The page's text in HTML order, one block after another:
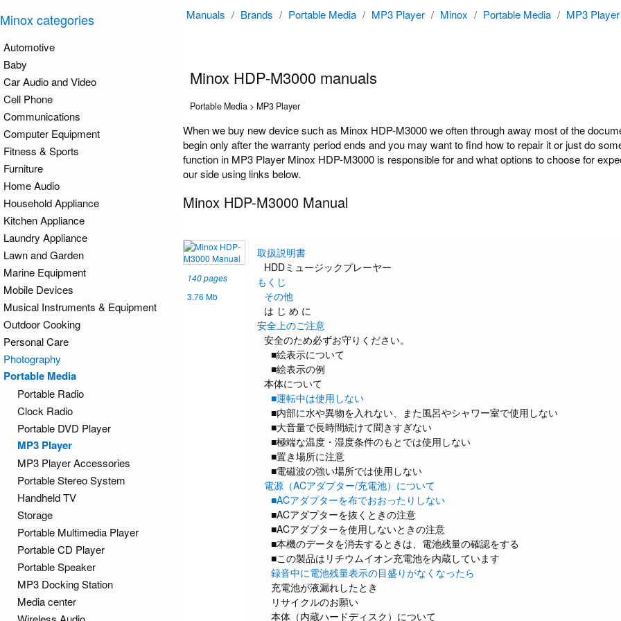
Manuals / Brands / Portable Media / MP3 Player / Minox / Portable Media / MP3 Player
Minox HDP-M3000 manuals
Portable Media > MP3 Player
When we buy new device such as Minox HDP-M3000 we often through away most of the
begin only after the warranty period ends and you may want to find how to repair it or just do
function in MP3 Player Minox HDP-M3000 is responsible for and what options to choose for
our side using links below.
Minox HDP-M3000 Manual
140 pages
3.76 Mb
取扱説明書
HDDミュージックプレーヤー
もくじ
その他
は じ め に
安全上のご注意
安全のため必ずお守りください。
■絵表示について
■絵表示の例
本体について
■運転中は使用しない
■内部に水や異物を入れない、また風呂やシャワー室で使用しない
■大音量で長時間続けて聞きすぎない
■極端な温度・湿度条件のもとでは使用しない
■置き場所に注意
■電磁波の強い場所では使用しない
電源（ACアダプター/充電池）について
■ACアダプターを布でおおったりしない
■ACアダプターを抜くときの注意
■ACアダプターを使用しないときの注意
■本機のデータを消去するときは、電池残量の確認をする
■この製品はリチウムイオン充電池を内蔵しています
録音中に電池残量表示の目盛りがなくなったら
充電池が液漏れしたとき
リサイクルのお願い
本体（内蔵ハードディスク）について
Minox categories
Automotive
Baby
Car Audio and Video
Cell Phone
Communications
Computer Equipment
Fitness & Sports
Furniture
Home Audio
Household Appliance
Kitchen Appliance
Laundry Appliance
Lawn and Garden
Marine Equipment
Mobile Devices
Musical Instruments & Equipment
Outdoor Cooking
Personal Care
Photography
Portable Media
Portable Radio
Clock Radio
Portable DVD Player
MP3 Player
MP3 Player Accessories
Portable Stereo System
Handheld TV
Storage
Portable Multimedia Player
Portable CD Player
Portable Speaker
MP3 Docking Station
Media center